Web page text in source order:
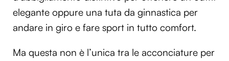
elegante oppure una tuta da ginnastica per
andare in giro e fare sport in tutto comfort.
Ma questa non è l’unica tra le acconciature per